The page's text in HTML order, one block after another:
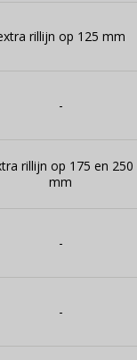
rillijn op 125 mm
-
rillijn op 175 en 250
mm
-
-